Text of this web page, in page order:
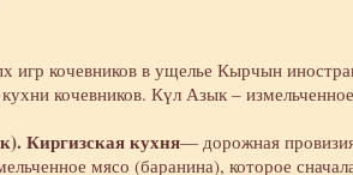
игр кочевников в ущелье Кырчын
кочевников. Күл Азык –
Киргизская кухня— дорожная
мясо (баранина), которое